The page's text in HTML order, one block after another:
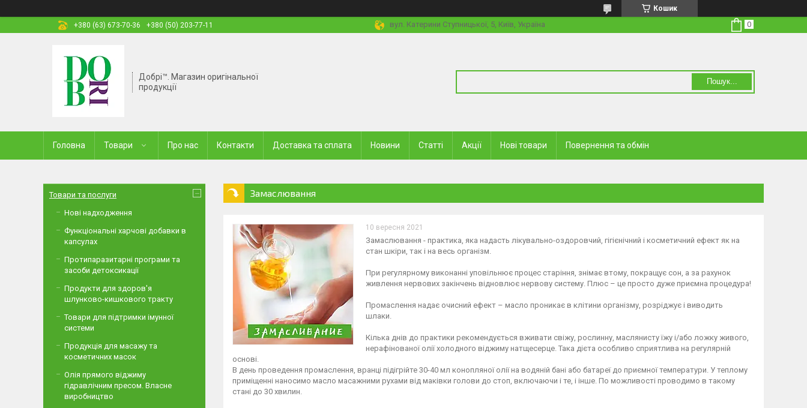
Кошик
+380 (63) 673-70-36
+380 (50) 203-77-11 вул. Катерини Ступницької, 5, Київ, Україна
Добрі™. Магазин оригінальної
продукції
Пошук...
Головна Товари Про нас Контакти Доставка та сплата Новини Статті Акції Нові товари Повернення та обмін
Замаслювання
10 вересня 2021
Замаслювання - практика, яка надасть лікувально-оздоровчий, гігієнічний і косметичний ефект як на
стан шкіри, так і на весь організм.⁣⁣⠀
При регулярному виконанні уповільнює процес старіння, знімає втому, покращує сон, а за рахунок
живлення нервових закінчень відновлює нервову систему. Плюс – це просто дуже приємна процедура!
Промаслення надає очисний ефект – масло проникає в клітини організму, розріджує і виводить
шлаки.⁣⁣⠀
Кілька днів до практики рекомендується вживати свіжу, рослинну, маслянисту їжу і/або ложку живого,
нерафінованої олії холодного віджиму натщесерце. Така дієта особливо сприятлива на регулярній
основі.⁣⁣⠀
В день проведення промаслення, вранці підігрійте 30-40 мл конопляної олії на водяній бані або батареї до приємної температури. У теплому
приміщенні наносимо масло масажними рухами від маківки голови до стоп, включаючи і те, і інше. По можливості проводимо в такому
стані до 30 хвилин.⁣⁣⠀
Товари та послуги
Нові надходження
Функціональні харчові добавки в
капсулах
Протипаразитарні програми та
засоби детоксикації
Продукти для здоров'я
шлунково-кишкового тракту
Товари для підтримки імунної
системи
Продукція для масажу та
косметичних масок
Олія прямого віджиму
гідравлічним пресом. Власне
виробництво